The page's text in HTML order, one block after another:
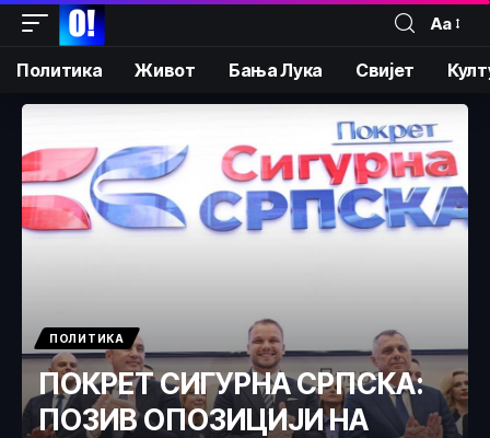
Аа
Политика Живот Бања Лука Свијет
ПОЛИТИКА
ПОКРЕТ СИГУРНА СРПСКА:
ПОЗИВ ОПОЗИЦИЈИ НА